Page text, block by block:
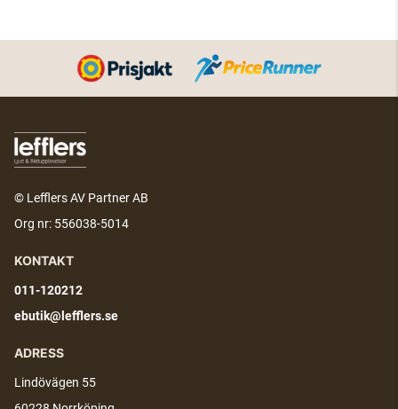
© Lefflers AV Partner AB
Org nr: 556038-5014
KONTAKT
011-120212
ebutik@lefflers.se
ADRESS
Lindövägen 55